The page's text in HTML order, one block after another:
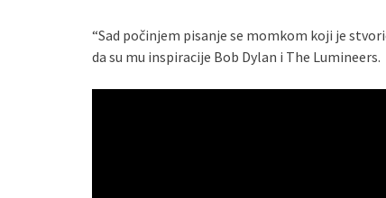
“Sad počinjem pisanje se momkom koji je
da su mu inspiracije Bob Dylan i The Lumineers.